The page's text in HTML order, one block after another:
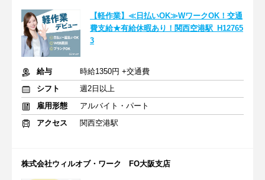
【軽作業】≪日払いOK≫WワークOK！交通
費支給★有給休暇あり！関西空港駅_H12765
3
給与
時給1350円 +交通費
シフト
週2日以上
雇用形態
アルバイト・パート
アクセス
関西空港駅
株式会社ウィルオブ・ワーク FO大阪支店